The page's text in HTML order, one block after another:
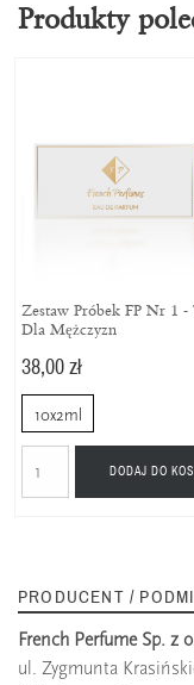
Produkty
Zestaw Próbek FP Nr 1 -
Dla Mężczyzn
38,00 zł
10x2ml
DODAJ DO
PRODUCENT /
French Perfume Sp. z
ul. Zygmunta